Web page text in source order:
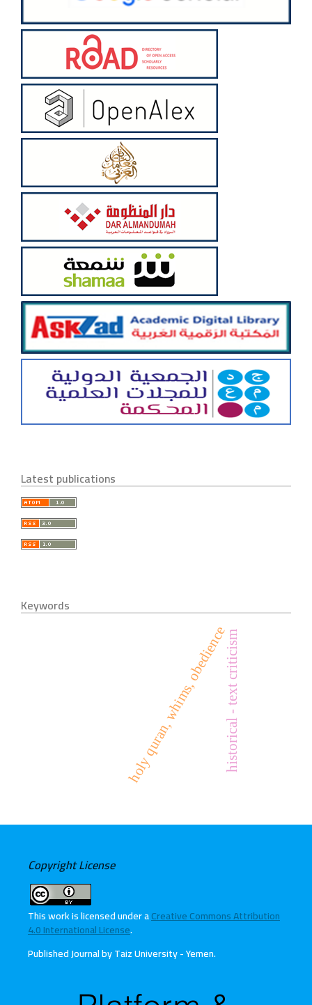
Latest publications
Keywords
holy quran, whims, obediencehistorical - text criticism
Copyright License
This work is licensed under aCreative Commons Attribution
4.0 International License.
Published Journal by Taiz University - Yemen.